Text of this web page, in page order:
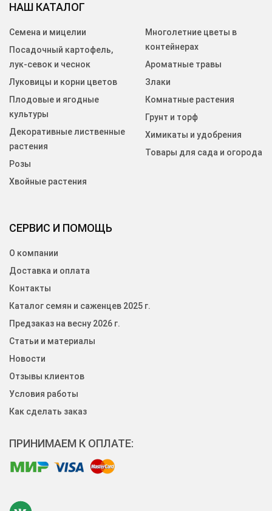
СЕРВИС И ПОМОЩЬ
О компании
Доставка и оплата
Контакты
Каталог семян и саженцев 2025 г.
Предзаказ на весну 2026 г.
Статьи и материалы
Новости
Отзывы клиентов
Условия работы
Как сделать заказ
НАШ КАТАЛОГ
Семена и мицелии
Посадочный картофель,
лук-севок и чеснок
Луковицы и корни цветов
Плодовые и ягодные
культуры
Декоративные лиственные
растения
Розы
Хвойные растения
Многолетние цветы в
контейнерах
Ароматные травы
Злаки
Комнатные растения
Грунт и торф
Химикаты и удобрения
Товары для сада и огорода
ПРИНИМАЕМ К ОПЛАТЕ: